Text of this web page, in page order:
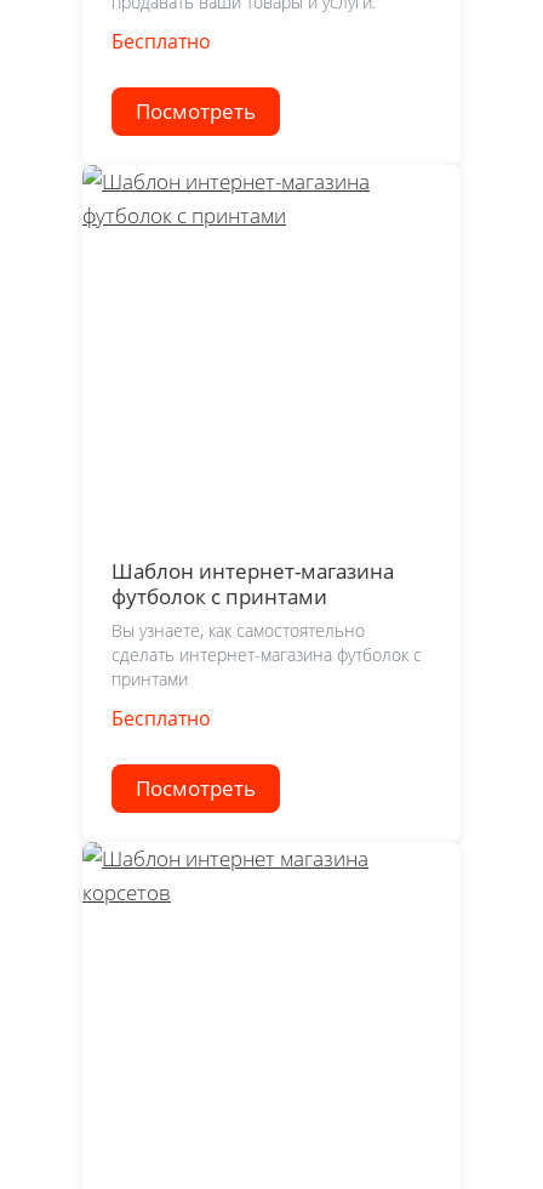
Бесплатно
Посмотреть
Шаблон интернет-магазина
футболок с принтами
Вы узнаете, как самостоятельно
сделать интернет-магазина футболок с
принтами
Бесплатно
Посмотреть